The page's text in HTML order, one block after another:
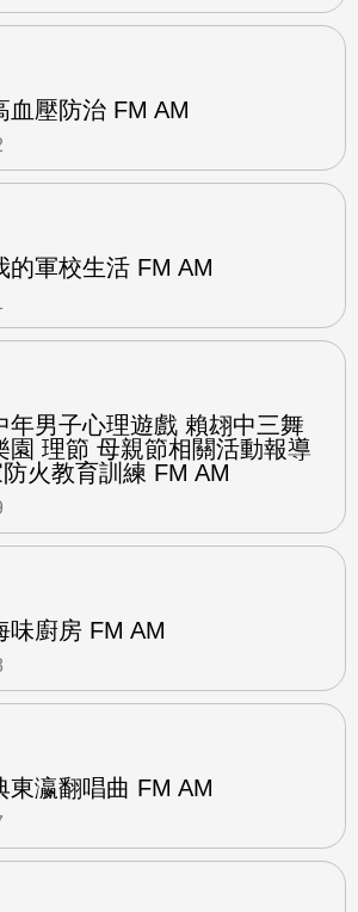
血壓防治 FM AM
的軍校生活 FM AM
年男子心理遊戲 賴翃中三舞
園 理節 母親節相關活動報導
火教育訓練 FM AM
味廚房 FM AM
東瀛翻唱曲 FM AM